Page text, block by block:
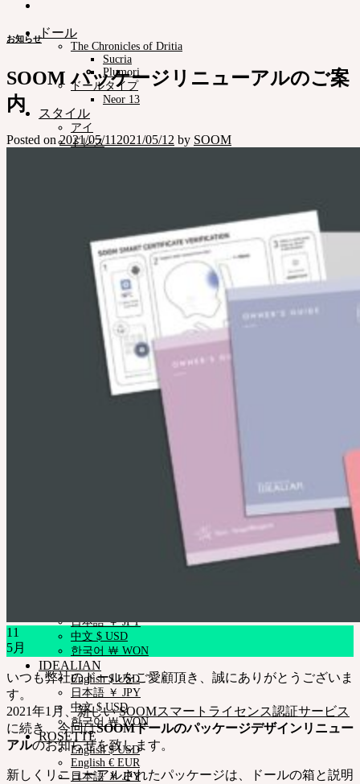
ドール
The Chronicles of Dritia
Sucria
Plumori
ドールタイプ
Neor 13
スタイル
アイ
ドレス
Pet Doll
Timp
Nappy Choo
Rosette
Little Fair
iMdaドール
コミュニティー
お知らせ
Neor ブログ
SOOMアーティスティック アーナーズ
会社紹介
スキンカラーガイド
カスタマーセンター (Q&A)
日本語 ￥ JPY
中文 $ USD
한국어 ￦ WON
IDEALIAN
English $ USD
日本語 ￥ JPY
中文 $ USD
한국어 ￦ WON
ROSETTE
English $ USD
English € EUR
日本語 ￥ JPY
お知らせ
SOOM パッケージリニューアルのご案
内
Posted on2021/05/11 2021/05/12 by SOOM
11
5月
いつも弊社のドールをご愛顧頂き、誠にありがとうございま
す。
2021年1月、新しいSOOMスマートライセンス認証サービス
に続き、今回はSOOMドールのパッケージデザインリニュー
アルのお知らせを致します。
新しくリニューアルされたパッケージは、ドールの箱と説明